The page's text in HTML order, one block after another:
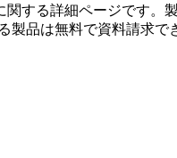
関する詳細ページです。
製品は無料で資料請求で